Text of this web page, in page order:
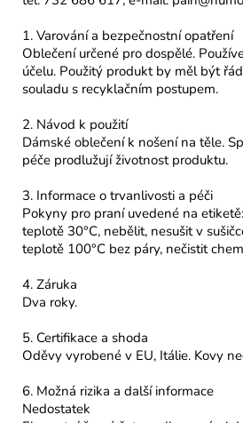
1. Varování a bezpečnostní opatření
Oblečení určené pro dospělé.
účelu. Použitý produkt by měl být
souladu s recyklačním postupem.
2. Návod k použití
Dámské oblečení k nošení na těle.
péče prodlužují životnost produktu.
3. Informace o trvanlivosti a péči
Pokyny pro praní uvedené na
teplotě 30°C, nebělit, nesušit v
teplotě 100°C bez páry, nečistit
4. Záruka
Dva roky.
5. Certifikace a shoda
Oděvy vyrobené v EU, Itálie. Kovy
6. Možná rizika a další informace
Nedostatek